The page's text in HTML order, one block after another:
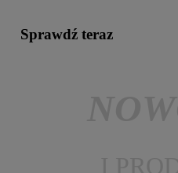
Sprawdź teraz